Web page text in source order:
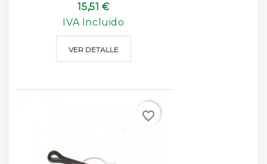
15,51 €
IVA Incluido
VER DETALLE
favorite_border